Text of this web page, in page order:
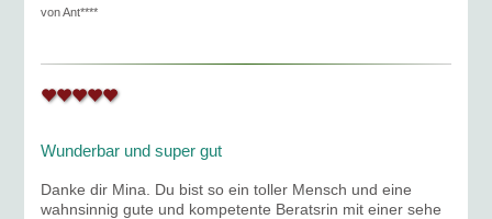
vonAnt****
Wunderbar und super gut
Danke dir Mina. Du bist so ein toller Mensch und eine
wahnsinnig gute und kompetente Beratsrin mit einer sehe